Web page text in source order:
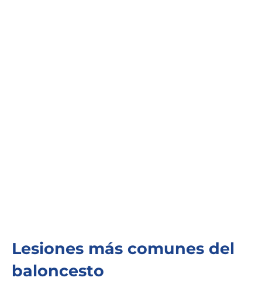
Lesiones más comunes del
baloncesto